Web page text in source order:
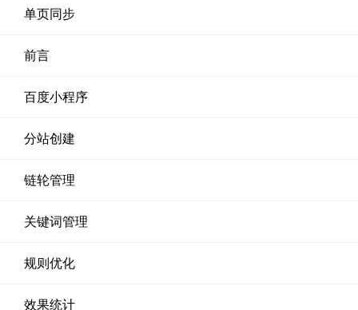
单页同步
前言
百度小程序
分站创建
链轮管理
关键词管理
规则优化
效果统计